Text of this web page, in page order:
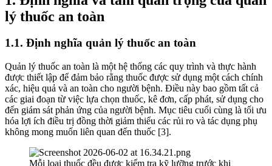
lý thuốc an toàn
1.1. Định nghĩa quản lý thuốc an toàn
Quản lý thuốc an toàn là một hệ thống các quy trình và thực hành
được thiết lập để đảm bảo rằng thuốc được sử dụng một cách chính
xác, hiệu quả và an toàn cho người bệnh. Điều này bao gồm tất cả
các giai đoạn từ việc lựa chọn thuốc, kê đơn, cấp phát, sử dụng cho
đến giám sát phản ứng của người bệnh. Mục tiêu cuối cùng là tối ưu
hóa lợi ích điều trị đồng thời giảm thiểu các rủi ro và tác dụng phụ
không mong muốn liên quan đến thuốc [3].
Mỗi loại thuốc đều được kiểm tra kỹ lưỡng trước khi